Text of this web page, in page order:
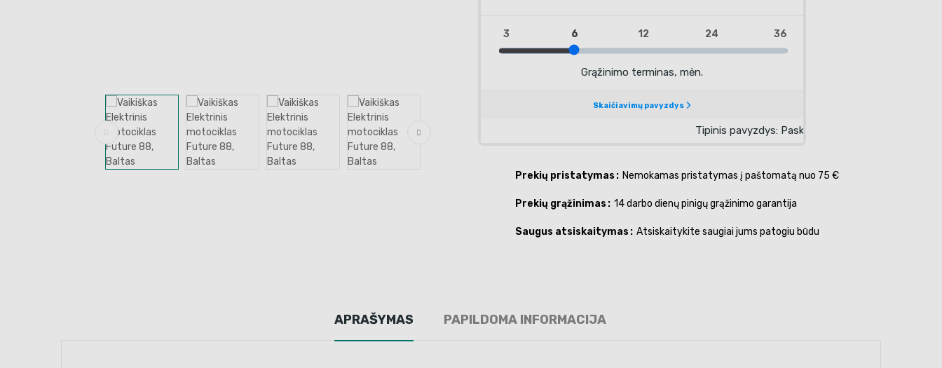
Prekių pristatymas Nemokamas pristatymas į paštomatą nuo 75 €
Prekių grąžinimas 14 darbo dienų pinigų grąžinimo garantija
Saugus atsiskaitymas Atsiskaitykite saugiai jums patogiu būdu
APRAŠYMAS PAPILDOMA INFORMACIJA